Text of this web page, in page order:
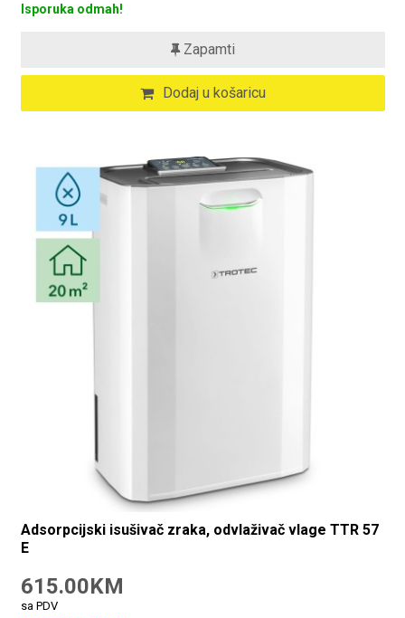
Isporuka odmah!
Zapamti
Dodaj u košaricu
Adsorpcijski isušivač zraka, odvlaživač vlage TTR 57
E
615.00KM
sa PDV